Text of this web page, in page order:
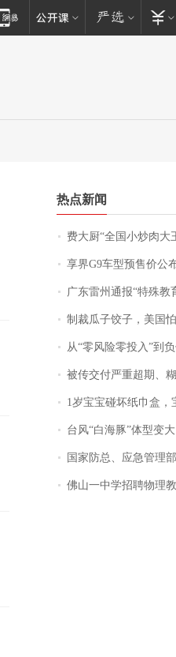
热点新闻
费大厨“全国小炒肉大王”称号，仅
享界G9车型预售价公
广东雷州通报“特殊教育学校教师招聘存在
制裁瓜子饺子，美国
从“零风险零投入”到负债百万：一个养牛项目
被传交付严重超期、糊弄客户，知名独角兽车企创始人回应：都没证据，将
1岁宝宝碰坏纸巾盒，宝妈被酒店要求赔付924元！三
台风“白海豚”体型变大！环
国家防总、应急管理部针对浙江福
佛山一中学招聘物理教师，笔试前13名均遭淘汰